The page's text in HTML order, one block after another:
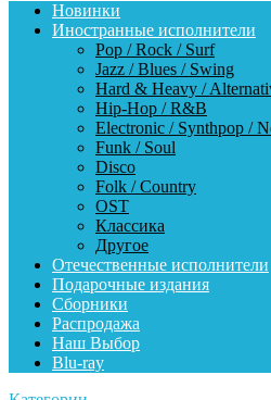
Новинки
Иностранные исполнители
Pop / Rock / Surf
Jazz / Blues / Swing
Hard & Heavy /
Hip-Hop / R&B
Electronic / Synthpop /
Funk / Soul
Disco
Folk / Country
OST
Классика
Другое
Отечественные исполнители
Подарочные издания
Сборники
Распродажа
Наш Выбор
Blu-ray